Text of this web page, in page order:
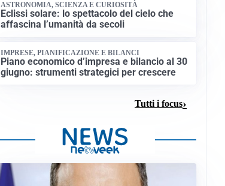
ASTRONOMIA, SCIENZA E CURIOSITÀ
Eclissi solare: lo spettacolo del cielo che
affascina l’umanità da secoli
IMPRESE, PIANIFICAZIONE E BILANCI
Piano economico d’impresa e bilancio al 30
giugno: strumenti strategici per crescere
Tutti i focus